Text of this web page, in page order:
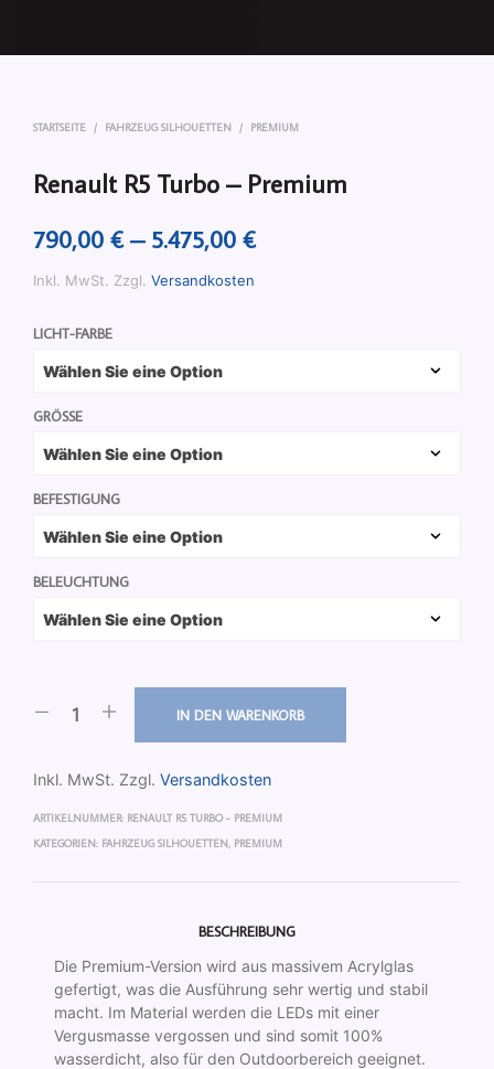
STARTSEITE / FAHRZEUG SILHOUETTEN / PREMIUM
Renault R5 Turbo – Premium
790,00 €– 5.475,00 €
Inkl. MwSt. Zzgl. Versandkosten
LICHT-FARBE
GRÖSSE
BEFESTIGUNG
BELEUCHTUNG
IN DEN WARENKORB
Inkl. MwSt. Zzgl. Versandkosten
ARTIKELNUMMER: RENAULT R5 TURBO - PREMIUM
KATEGORIEN: FAHRZEUG SILHOUETTEN, PREMIUM
BESCHREIBUNG
Die Premium-Version wird aus massivem Acrylglas
gefertigt, was die Ausführung sehr wertig und stabil
macht. Im Material werden die LEDs mit einer
Vergusmasse vergossen und sind somit 100%
wasserdicht, also für den Outdoorbereich geeignet.